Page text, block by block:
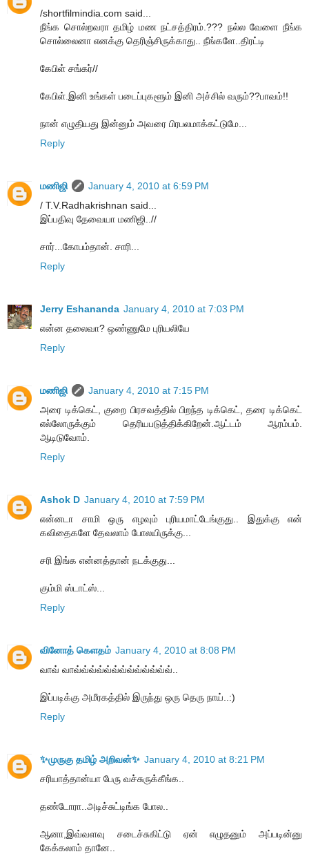
/shortfilmindia.com said...
நீங்க சொல்றவரா தமிழ் மண நட்சத்திரம்.??? நல்ல வேளை நீங்க
சொல்லைனா எனக்கு தெரிஞ்சிருக்காது.. நீங்களே..திரட்டி
கேபிள் சங்கர்//
கேபிள்.இனி உங்கள் படைப்புகளூம் இனி அச்சில் வரும்??பாவம்!!
நான் எழுதியது இன்னும் அவரை பிரபலமாக்கட்டுமே...
Reply
மணிஜி
January 4, 2010 at 6:59 PM
/ T.V.Radhakrishnan said...
இப்பதிவு தேவையா மணிஜி..//
சார்...கோபம்தான். சாரி...
Reply
Jerry Eshananda January 4, 2010 at 7:03 PM
என்ன தலைவா? ஒண்ணுமே புரியலியே
Reply
மணிஜி
January 4, 2010 at 7:15 PM
அரை டிக்கெட், குறை பிரசவத்தில் பிறந்த டிக்கெட், தரை டிக்கெட்
எல்லோருக்கும் தெரியபடுத்திக்கிறேன்.ஆட்டம் ஆரம்பம்.
ஆடிடுவோம்.
Reply
Ashok D January 4, 2010 at 7:59 PM
என்னடா சாமி ஒரு எழவும் புரியமாட்டேங்குது.. இதுக்கு என்
கவிதைகளே தேவலாம் போலயிருக்கு...
சரி இங்க என்னத்தான் நடக்குது...
கும்மி ஸ்டாட்ஸ்...
Reply
வினோத் கெளதம் January 4, 2010 at 8:08 PM
வாவ் வாவ்வ்வ்வ்வ்வ்வ்வ்வ்வ்வ்வ்வ்..
இப்படிக்கு அமீரகத்தில் இருந்து ஒரு தெரு நாய்..:)
Reply
✨முருகு தமிழ் அறிவன்✨ January 4, 2010 at 8:21 PM
சரியாத்தான்யா பேரு வச்சுருக்கீங்க..
தண்டோரா..அடிச்சுட்டிங்க போல..
ஆனா,இவ்வளவு சடைச்சுகிட்டு ஏன் எழுதனும் அப்படின்னு
கேக்கலாம் தானே..